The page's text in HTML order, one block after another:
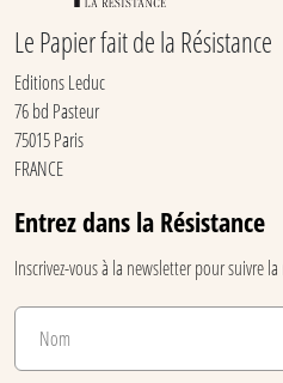
Le Papier fait de la Résistance
Editions Leduc
76 bd Pasteur
75015 Paris
FRANCE
Entrez dans la Résistance
Inscrivez-vous à la newsletter pour suivre